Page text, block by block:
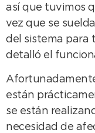
así que tuvimos
vez que se
del sistema para
detalló el
están
se están
necesidad de